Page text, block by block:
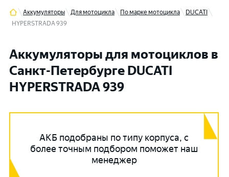
Аккумуляторы Для мотоцикла По марке мотоцикла
DUCATI
HYPERSTRADA 939
Аккумуляторы для мотоциклов в
Санкт-Петербурге DUCATI
HYPERSTRADA 939
АКБ подобраны по типу корпуса, с
более точным подбором поможет наш
менеджер